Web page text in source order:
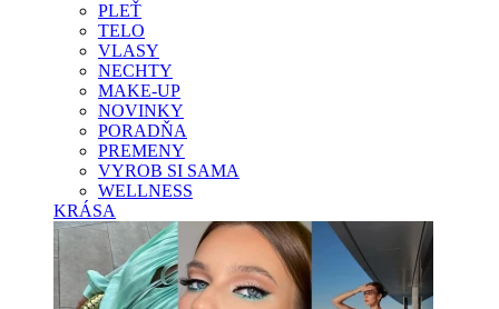
PLEŤ
TELO
VLASY
NECHTY
MAKE-UP
NOVINKY
PORADŇA
PREMENY
VYROB SI SAMA
WELLNESS
KRÁSA